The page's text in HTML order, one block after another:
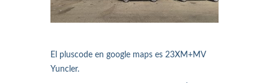
El pluscode en google maps es 23XM+MV
Yuncler.